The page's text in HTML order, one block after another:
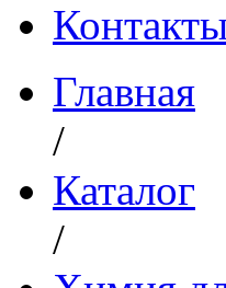
Главная
/
Каталог
/